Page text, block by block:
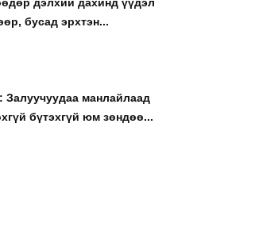
бусад эрхтэн...
Залуучуудаа манлайлаад
бүтэхгүй юм зөндөө...